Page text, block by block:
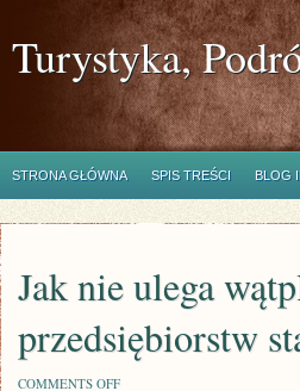
Turystyka,
STRONA GŁÓWNA SPIS TREŚCI BLOG
Jak nie ulega
przedsiębiorstw
COMMENTS OFFON